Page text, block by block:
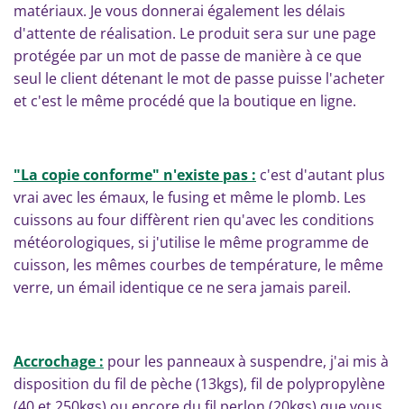
matériaux. Je vous donnerai également les délais
d'attente de réalisation. Le produit sera sur une page
protégée par un mot de passe de manière à ce que
seul le client détenant le mot de passe puisse l'acheter
et c'est le même procédé que la boutique en ligne.
"La copie conforme" n'existe pas : c'est d'autant plus
vrai avec les émaux, le fusing et même le plomb. Les
cuissons au four diffèrent rien qu'avec les conditions
météorologiques, si j'utilise le même programme de
cuisson, les mêmes courbes de température, le même
verre, un émail identique ce ne sera jamais pareil.
Accrochage : pour les panneaux à suspendre, j'ai mis à
disposition du fil de pèche (13kgs), fil de polypropylène